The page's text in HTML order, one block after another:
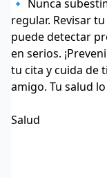
🔹 Nunca
regular. Revisar
puede detectar
en serios.
tu cita y cuida de
amigo. Tu salud
Salud